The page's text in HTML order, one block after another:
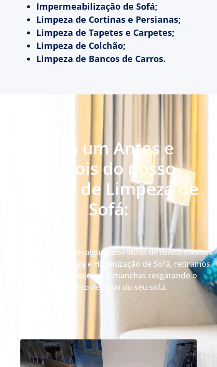
Impermeabilização de Sofá;
Limpeza de Cortinas e Persianas;
Limpeza de Tapetes e Carpetes;
Limpeza de Colchão;
Limpeza de Bancos de Carros.
Veja um Antes e
Depois do nosso
serviço de Limpeza de
Sofá:
Veja como ficaram alguns dos sofás de nosso clientes
depois da Limpeza e Higienização de Sofá, retiramos
até 99% das sujeiras e manchas resgatando o
aspecto de novo do seu sofá.